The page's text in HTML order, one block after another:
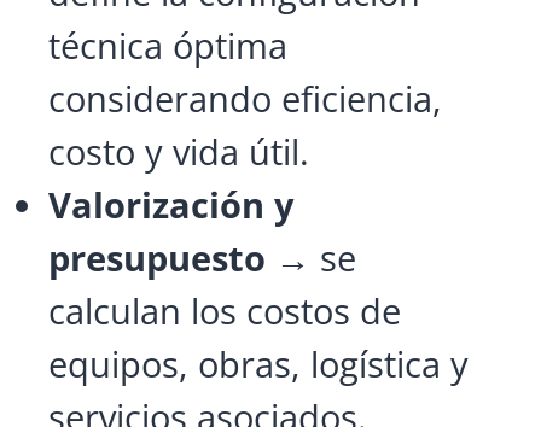
técnica óptima
considerando eficiencia,
costo y vida útil.
Valorización y
presupuesto → se
calculan los costos de
equipos, obras, logística y
servicios asociados.